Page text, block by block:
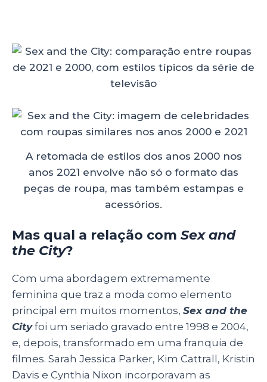
A retomada de estilos dos anos 2000 nos
anos 2021 envolve não só o formato das
peças de roupa, mas também estampas e
acessórios.
Mas qual a relação com Sex and
the City?
Com uma abordagem extremamente
feminina que traz a moda como elemento
principal em muitos momentos, Sex and the
Cityfoi um seriado gravado entre 1998 e 2004,
e, depois, transformado em uma franquia de
filmes. Sarah Jessica Parker, Kim Cattrall, Kristin
Davis e Cynthia Nixon incorporavam as